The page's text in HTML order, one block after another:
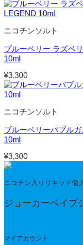
ニコチンソルト
ブルーベリー ラズベ
10ml
¥3,300
ニコチンソルト
ブルーベリーバブル
10ml
¥3,300
ニコチン入りリキッド個
ジョーカーベイプ
マイアカウント